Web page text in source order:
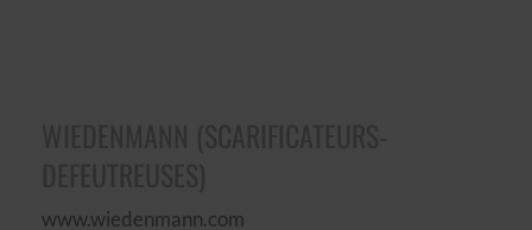
www.wiedenmann.com